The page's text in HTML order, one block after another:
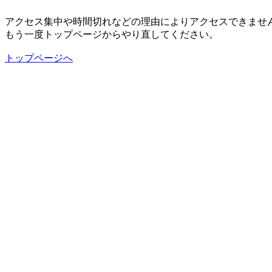
アクセス集中や時間切れなどの理由によりアクセスできませ
もう一度トップページからやり直してください。
トップページへ